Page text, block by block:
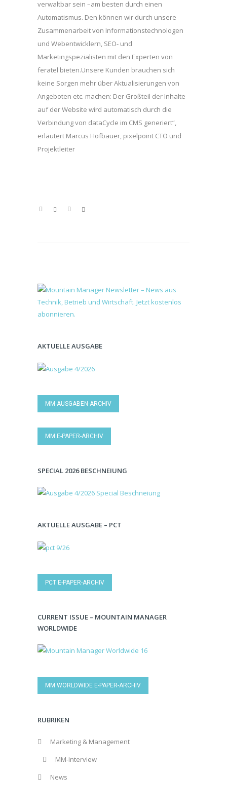
verwaltbar sein –am besten durch einen
Automatismus. Den können wir durch unsere
Zusammenarbeit von Informationstechnologen
und Webentwicklern, SEO- und
Marketingspezialisten mit den Experten von
feratel bieten.Unsere Kunden brauchen sich
keine Sorgen mehr über Aktualisierungen von
Angeboten etc. machen: Der Großteil der Inhalte
auf der Website wird automatisch durch die
Verbindung von dataCycle im CMS generiert“,
erläutert Marcus Hofbauer, pixelpoint CTO und
Projektleiter
AKTUELLE AUSGABE
MM AUSGABEN-ARCHIV
MM E-PAPER-ARCHIV
SPECIAL 2026 BESCHNEIUNG
AKTUELLE AUSGABE – PCT
PCT E-PAPER-ARCHIV
CURRENT ISSUE – MOUNTAIN MANAGER
WORLDWIDE
MM WORLDWIDE E-PAPER-ARCHIV
RUBRIKEN
Marketing & Management
MM-Interview
News